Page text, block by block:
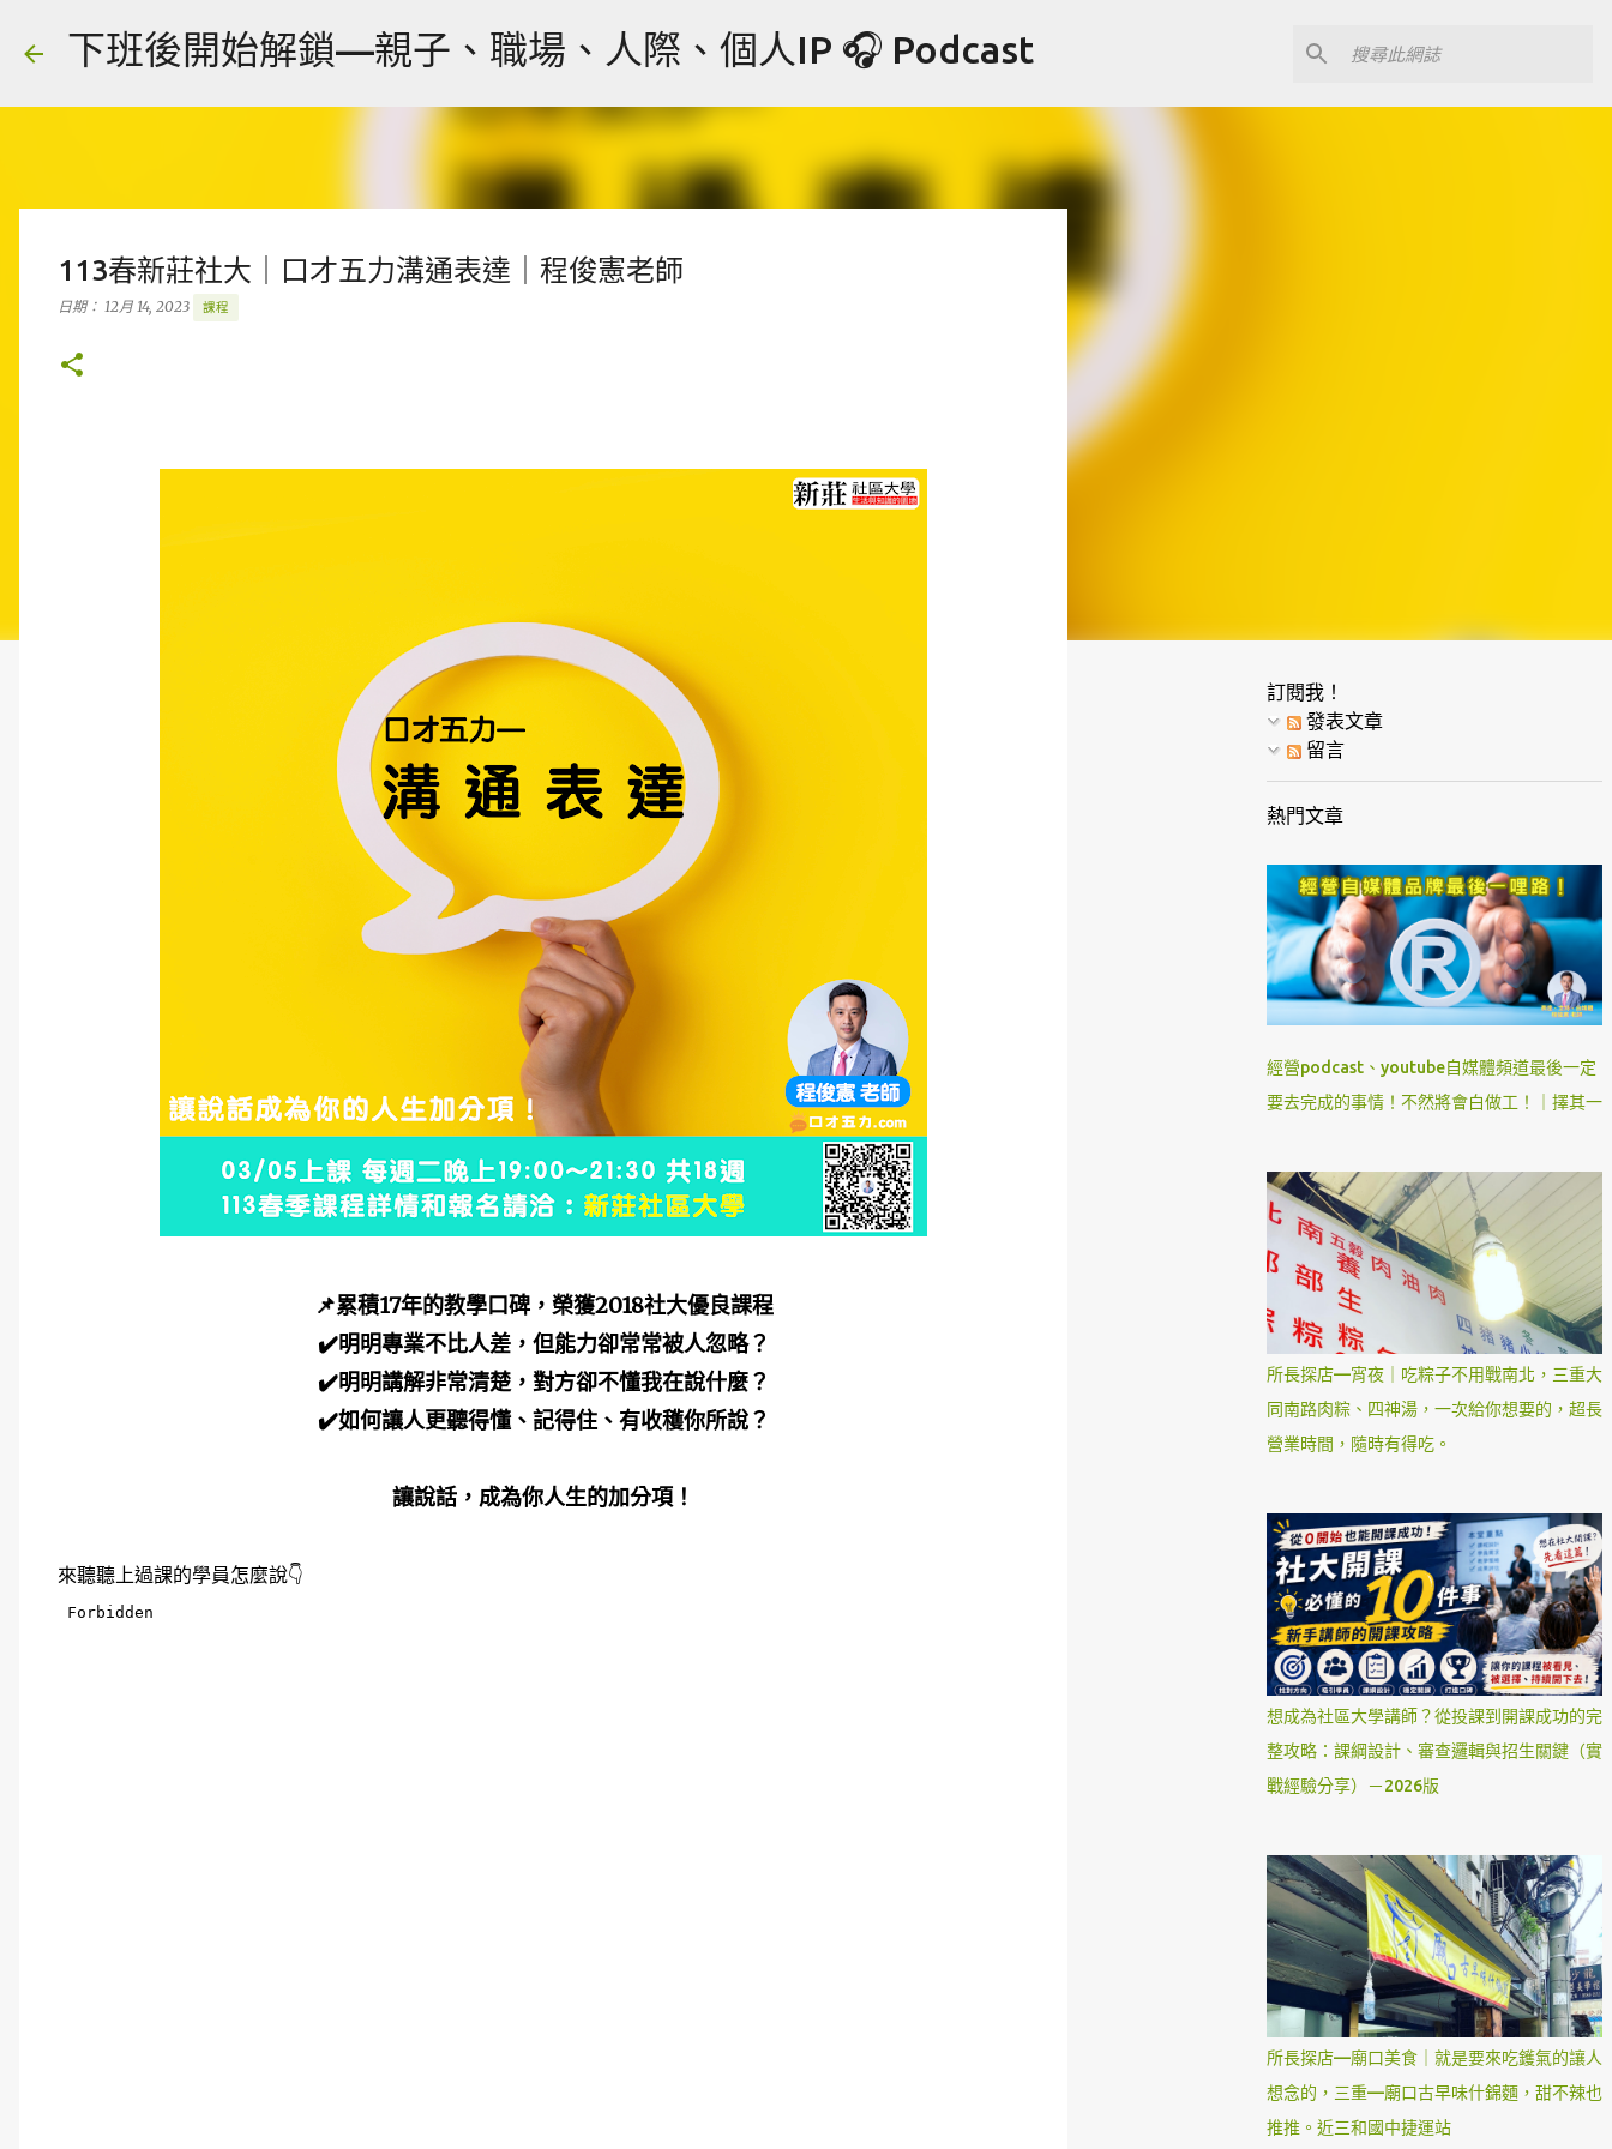
跳到主要內容
下班後開始解鎖—親子、職場、人際、個人IP 🎧 Podcast
113春新莊社大｜口才五力溝通表達｜程俊憲老師
日期： 12月 14, 2023 課程
📌累積17年的教學口碑，榮獲2018社大優良課程
✔️明明專業不比人差，但能力卻常常被人忽略？
✔️明明講解非常清楚，對方卻不懂我在說什麼？
✔️如何讓人更聽得懂、記得住、有收穫你所說？
讓說話，成為你人生的加分項！
來聽聽上過課的學員怎麼說👇
訂閱我！
發表文章
留言
熱門文章
經營podcast、youtube自媒體頻道最後一定
要去完成的事情！不然將會白做工！｜擇其一
所長探店—宵夜｜吃粽子不用戰南北，三重大
同南路肉粽、四神湯，一次給你想要的，超長
營業時間，隨時有得吃。
想成為社區大學講師？從投課到開課成功的完
整攻略：課綱設計、審查邏輯與招生關鍵（實
戰經驗分享）－2026版
所長探店—廟口美食｜就是要來吃鑊氣的讓人
想念的，三重—廟口古早味什錦麵，甜不辣也
推推。近三和國中捷運站